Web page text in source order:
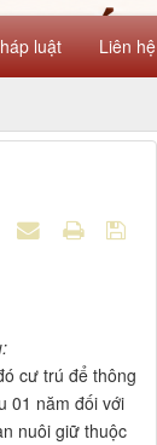
luật Liên hệ
cư trú để thông
01 năm đối với
nuôi giữ thuộc